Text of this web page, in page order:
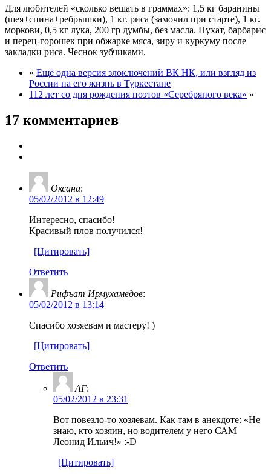
Для любителей «сколько вешать в граммах»: 1,5 кг баранины
(шея+спина+ребрышки), 1 кг. риса (замочил при старте), 1 кг.
моркови, 0,5 кг лука, 200 гр думбы, без масла. Нухат, барбарис
и перец-горошек при обжарке мяса, зиру и куркуму после
закладки риса. Чеснок зубчиками.
« Ещё одна версия злоключений ВК НК, или взгляд из
России на его жизнь в Туркестане
112 лет со дня рождения поэтов «Серебряного века» »
17 комментариев
Оксана:
05/02/2012 в 12:49
Интересно, спасибо!
Красивый плов получился!
[Цитировать]
Ответить
Рифъат Ирмухамедов:
05/02/2012 в 13:14
Спасибо хозяевам и мастеру! )
[Цитировать]
Ответить
АГ:
05/02/2012 в 23:31
Вот повезло-то хозяевам. Как там в анекдоте: «Не
знаю, кто хозяин, но водителем у него САМ
Леонид Ильич!» :-D
[Цитировать]